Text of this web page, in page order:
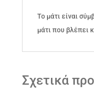
Το μάτι είναι
μάτι που βλέπει
Σχετικά